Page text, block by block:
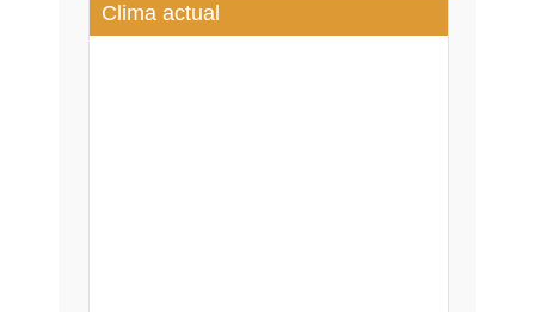
Clima actual